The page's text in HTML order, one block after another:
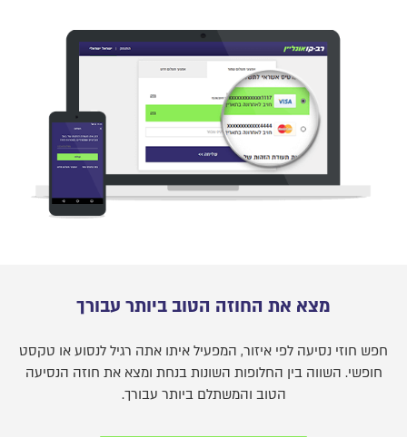
מצא את החוזה הטוב ביותר עבורך
חפש חוזי נסיעה לפי איזור, המפעיל איתו אתה רגיל לנסוע או טקסט
חופשי. השווה בין החלופות השונות בנחת ומצא את חוזה הנסיעה
הטוב והמשתלם ביותר עבורך.